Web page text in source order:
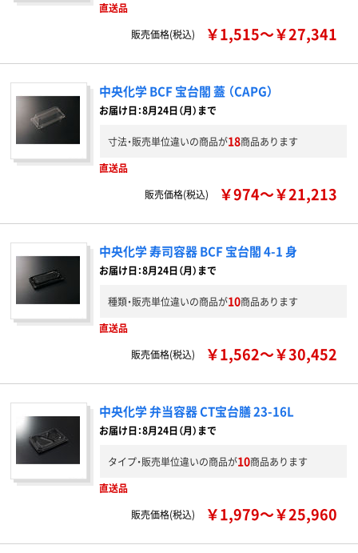
直送品
販売価格(税込)
￥1,515～￥27,341
中央化学 BCF 宝台閣 蓋 （CAPG）
お届け日：8月24日（月）まで
寸法・販売単位違いの商品が18商品あります
直送品
販売価格(税込)
￥974～￥21,213
中央化学 寿司容器 BCF 宝台閣 4-1 身
お届け日：8月24日（月）まで
種類・販売単位違いの商品が10商品あります
直送品
販売価格(税込)
￥1,562～￥30,452
中央化学 弁当容器 CT宝台膳 23-16L
お届け日：8月24日（月）まで
タイプ・販売単位違いの商品が10商品あります
直送品
販売価格(税込)
￥1,979～￥25,960